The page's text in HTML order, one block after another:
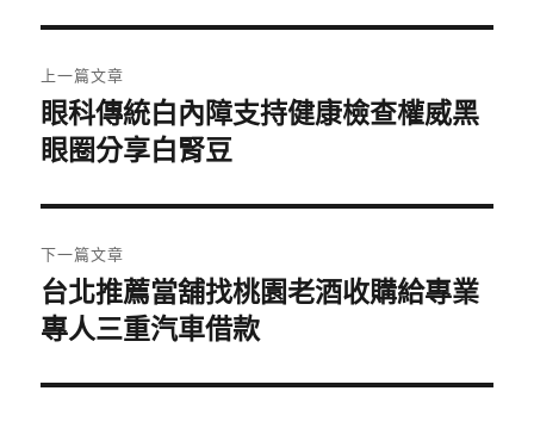
章
導
覽
上一篇文章
上
一
文
章:
眼科傳統白內障支持健康檢查權威黑
眼圈分享白腎豆
下一篇文章
下
一
文
台北推薦當舖找桃園老酒收購給專業
專人三重汽車借款